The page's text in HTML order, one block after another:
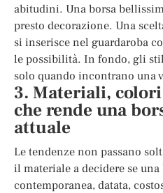
abitudini. Una borsa
presto decorazione. Una
si inserisce nel guardaroba
le possibilità. In fondo, gli
solo quando incontrano una
3. Materiali,
che rende una
attuale
Le tendenze non passano
il materiale a decidere se
contemporanea, datata,